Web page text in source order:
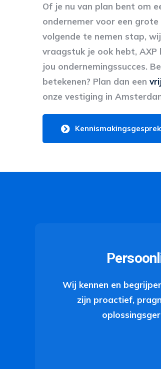
Of je nu van plan bent om
ondernemer voor een
volgende te nemen stap,
vraagstuk je ook hebt,
jou ondernemingssucces.
betekenen? Plan dan een
onze vestiging in
Kennismakingsgesprek
Wij kennen en
zijn proactief,